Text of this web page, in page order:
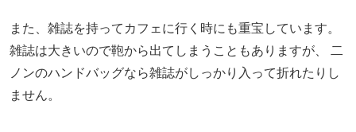
また、雑誌を持ってカフェに行く時にも重宝しています。
雑誌は大きいので鞄から出てしまうこともありますが、
二
ノンのハンドバッグなら雑誌がしっかり入って折れたりし
ません。